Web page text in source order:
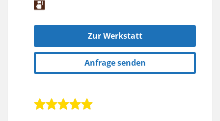
Zur Werkstatt
Anfrage senden